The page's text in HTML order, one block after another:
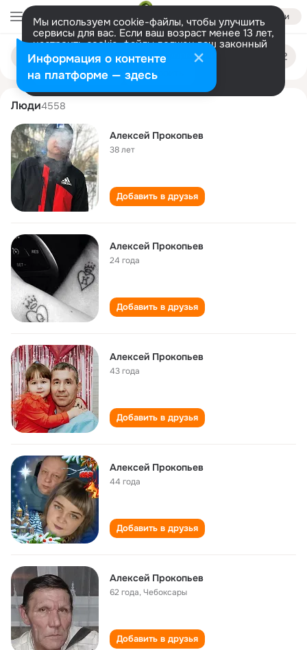
Войти
Мы используем cookie-файлы, чтобы улучшить
сервисы для вас. Если ваш возраст менее 13 лет,
настроить cookie-файлы должен ваш законный
представитель. Больше информации
Разрешить все Настроить
Поиск
людям
aleksey prokopev
Люди4558
Алексей Прокопьев
38 лет
Добавить в друзья
Алексей Прокопьев
24 года
Добавить в друзья
Алексей Прокопьев
43 года
Добавить в друзья
Алексей Прокопьев
44 года
Добавить в друзья
Алексей Прокопьев
62 года,Чебоксары
Добавить в друзья
Информация о контенте
на платформе — здесь